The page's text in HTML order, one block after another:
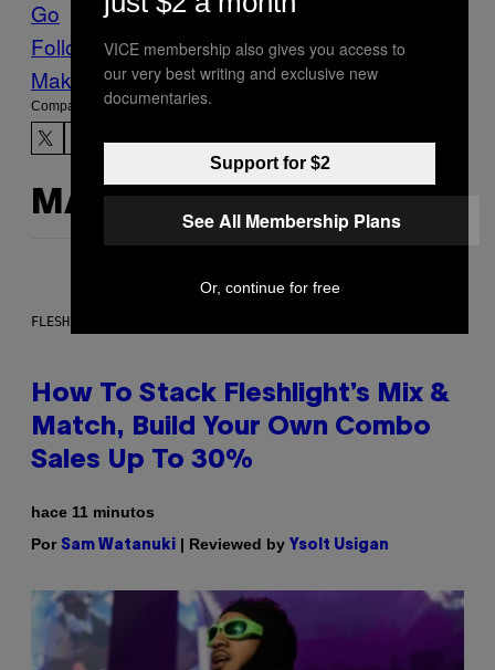
Go PRINCE Tecnologia VICE News
Follow Us On Discover
Make Us Preferred In Top Stories
Compartir:
MÁS DE LO MISMO
FLESHLIGHT
How To Stack Fleshlight’s Mix &
Match, Build Your Own Combo
Sales Up To 30%
hace 11 minutos
Por Sam Watanuki | Reviewed by Ysolt Usigan
VICE membership also gives you access to
our very best writing and exclusive new
documentaries.
Support for $2
See All Membership Plans
Or, continue for free